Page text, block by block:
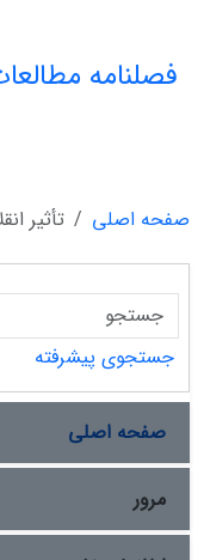
فصلنامه
صفحه اصلی تأثیر
جستجوی پیشرفته
صفحه اصلی
مرور